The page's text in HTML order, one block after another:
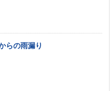
らの雨漏り